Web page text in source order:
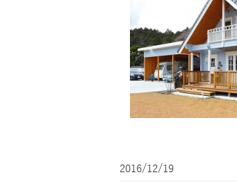
2016/12/19